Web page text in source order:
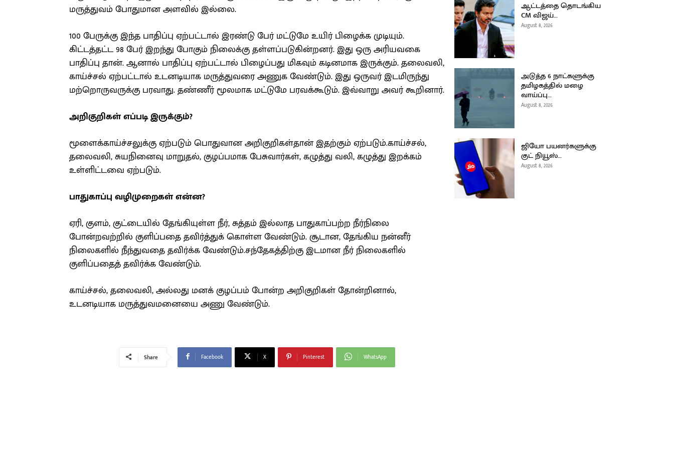
மருத்துவம் போதுமான அளவில் இல்லை.
100 பேருக்கு இந்த பாதிப்பு ஏற்பட்டால் இரண்டு பேர் மட்டுமே உயிர் பிழைக்க முடியும்.
கிட்டத்தட்ட 98 பேர் இறந்து போகும் நிலைக்கு தள்ளப்படுகின்றனர். இது ஒரு அரியவகை
பாதிப்பு தான். ஆனால் பாதிப்பு ஏற்பட்டால் பிழைப்பது மிகவும் கடினமாக இருக்கும். தலைவலி,
காய்ச்சல் ஏற்பட்டால் உடனடியாக மருத்துவரை அணுக வேண்டும். இது ஒருவர் இடமிருந்து
மற்றொருவருக்கு பரவாது. தண்ணீர் மூலமாக மட்டுமே பரவக்கூடும். இவ்வாறு அவர் கூறினார்.
அறிகுறிகள் எப்படி இருக்கும்?
மூளைக்காய்ச்சலுக்கு ஏற்படும் பொதுவான அறிகுறிகள்தான் இதற்கும் ஏற்படும்.காய்ச்சல்,
தலைவலி, சுயநினைவு மாறுதல், குழப்பமாக பேசுவார்கள், கழுத்து வலி, கழுத்து இறக்கம்
உள்ளிட்டவை ஏற்படும்.
பாதுகாப்பு வழிமுறைகள் என்ன?
ஏரி, குளம், குட்டையில் தேங்கியுள்ள நீர், சுத்தம் இல்லாத பாதுகாப்பற்ற நீர்நிலை
போன்றவற்றில் குளிப்பதை தவிர்த்துக் கொள்ள வேண்டும். சூடான, தேங்கிய நன்னீர்
நிலைகளில் நீந்துவதை தவிர்க்க வேண்டும்.சந்தேகத்திற்கு இடமான நீர் நிலைகளில்
குளிப்பதைத் தவிர்க்க வேண்டும்.
காய்ச்சல், தலைவலி, அல்லது மனக் குழப்பம் போன்ற அறிகுறிகள் தோன்றினால்,
உடனடியாக மருத்துவமனையை அணு வேண்டும்.
Share Facebook X Pinterest WhatsApp
ஆட்டத்தை தொடங்கிய
CM விஜய்…
August 8, 2026
அடுத்த 6 நாட்களுக்கு
தமிழகத்தில் மழை
வாய்ப்பு…
August 8, 2026
ஜியோ பயனர்களுக்கு
குட் நியூஸ்…
August 8, 2026